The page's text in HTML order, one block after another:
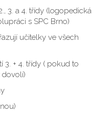
3. a 4. třídy (logopedická
s SPC Brno)
učitelky ve všech
3. + 4. třídy ( pokud to
dovolí)